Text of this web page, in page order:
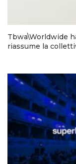
Tbwa\Worldwide
riassume la